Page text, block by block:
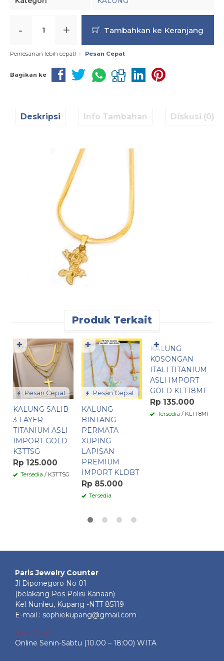
- + Tambahkan ke Keranjang
Pemesanan lebih cepat! Pesan Cepat
Bagikan ke
Deskripsi Info Tambahan Diskusi (0)
Produk Terkait
Pesan Cepat
KALUNG SALIB
3 LAYER
TITANIUM ASLI
IMPORT GOLD
K3TTSG
Rp 125.000
Tersedia / K3TTSG
✚
Pesan Cepat
KALUNG
BINTANG
PERMATA
XUPING
LAPISAN
PREMIUM
IMPORT KLDBT
Rp 85.000
Tersedia
✚
KALUNG
KOSONGAN
ITALI TITANIUM
ASLI IMPORT
GOLD KLTT8MF
Rp 135.000
Tersedia / KLTT8MF
✚
Paris Jewelry Counter
Jl Diponegoro No 01
(belakang Pos Polisi Kanaan)
Kel Nunleu, Kupang -NTT 85119
E-mail : sophiekupang@gmail.com
Live Chat
Online Senin-Sabtu (10.00 – 18:00) WITA